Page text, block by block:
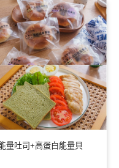
量吐司+高蛋白能量貝